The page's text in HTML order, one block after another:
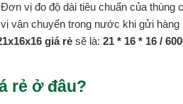
vị đo độ dài tiêu chuẩn của thùng
vận chuyển trong nước khi gửi hàng
giá rẻ sẽ là: 21 * 16 * 16 /
rẻ ở đâu?